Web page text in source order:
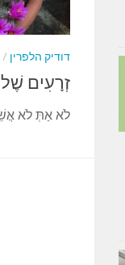
דודיק הלפרין /
זְרָעִים
לֹא אַתְּ לֹא